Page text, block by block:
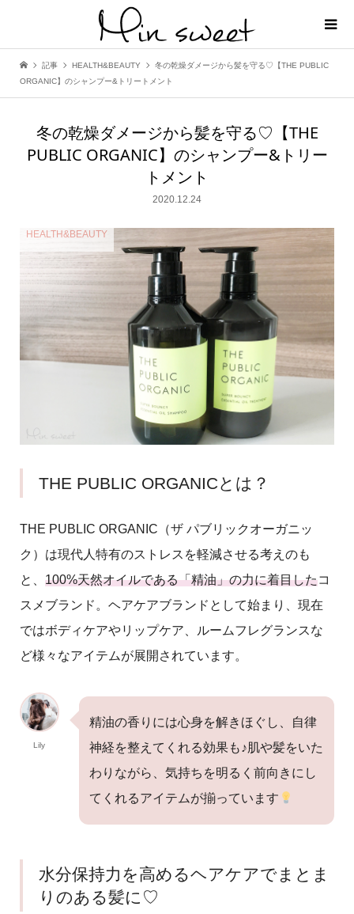
記事 HEALTH&BEAUTY
冬の乾燥ダメージから髪を守る♡【THE PUBLIC
ORGANIC】のシャンプー&トリートメント
冬の乾燥ダメージから髪を守る♡【THE
PUBLIC ORGANIC】のシャンプー&トリー
トメント
2020.12.24
HEALTH&BEAUTY
THE PUBLIC ORGANICとは？
THE PUBLIC ORGANIC （ザ パブリックオーガニッ
ク）は現代人特有のストレスを軽減させる考えのも
と、 100%天然オイルである「精油」の力に着目したコ
スメブランド。ヘアケアブランドとして始まり、現在
ではボディケアやリップケア、ルームフレグランスな
ど様々なアイテムが展開されています。
Lily
精油の香りには心身を解きほぐし、自律
神経を整えてくれる効果も♪肌や髪をいた
わりながら、気持ちを明るく前向きにし
てくれるアイテムが揃っています
水分保持力を高めるヘアケアでまとま
りのある髪に♡